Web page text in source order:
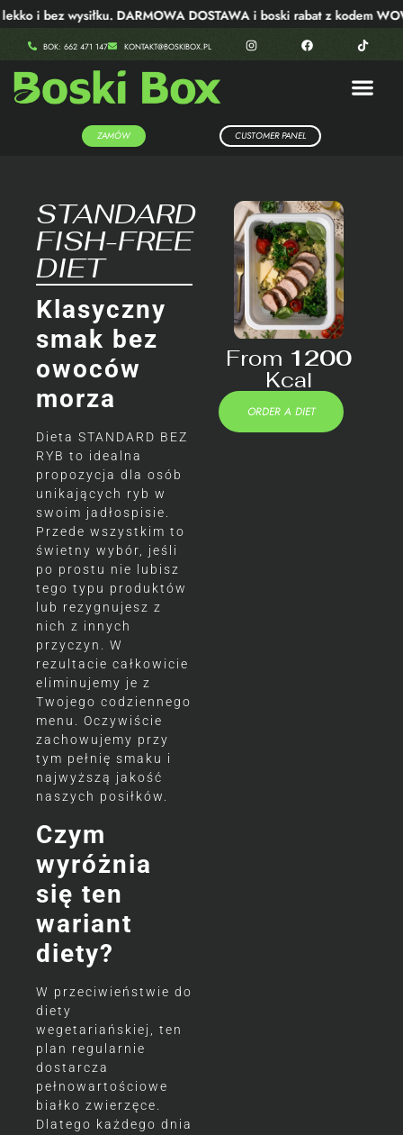
i bez wysiłku. DARMOWA DOSTAWA i boski rabat z kodem
BOK: 662 471 147 KONTAKT@BOSKIBOX.PL
ZAMÓW CUSTOMER PANEL
STANDARD
FISH-FREE
DIET
Klasyczny
smak bez
owoców
morza
Dieta STANDARD BEZ
RYB to idealna
propozycja dla osób
unikających ryb w
swoim jadłospisie.
Przede wszystkim to
świetny wybór, jeśli
po prostu nie lubisz
tego typu produktów
lub rezygnujesz z
nich z innych
przyczyn. W
rezultacie całkowicie
eliminujemy je z
Twojego codziennego
menu. Oczywiście
zachowujemy przy
tym pełnię smaku i
najwyższą jakość
naszych posiłków.
Czym
wyróżnia
się ten
wariant
diety?
W przeciwieństwie do
diety
wegetariańskiej, ten
plan regularnie
dostarcza
pełnowartościowe
białko zwierzęce.
Dlatego każdego dnia
From 1200
Kcal
ORDER A DIET